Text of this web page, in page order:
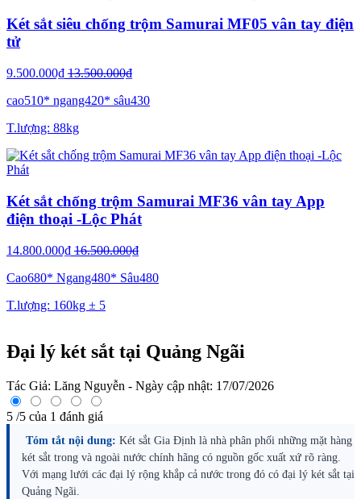
Két sắt siêu chống trộm Samurai MF05 vân tay điện
tử
9.500.000₫ 13.500.000₫
cao510* ngang420* sâu430
T.lượng: 88kg
Két sắt chống trộm Samurai MF36 vân tay App
điện thoại -Lộc Phát
14.800.000₫ 16.500.000₫
Cao680* Ngang480* Sâu480
T.lượng: 160kg ± 5
Đại lý két sắt tại Quảng Ngãi
Tác Giả: Lăng Nguyễn - Ngày cập nhật: 17/07/2026
5 /5 của 1 đánh giá
Tóm tắt nội dung: Két sắt Gia Định là nhà phân phối những mặt hàng
két sắt trong và ngoài nước chính hãng có nguồn gốc xuất xứ rõ ràng.
Với mạng lưới các đại lý rộng khắp cả nước trong đó có đại lý két sắt tại
Quảng Ngãi.